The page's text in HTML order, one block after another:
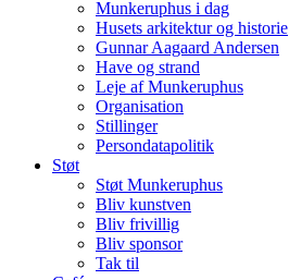
Munkeruphus i dag
Husets arkitektur og historie
Gunnar Aagaard Andersen
Have og strand
Leje af Munkeruphus
Organisation
Stillinger
Persondatapolitik
Støt
Støt Munkeruphus
Bliv kunstven
Bliv frivillig
Bliv sponsor
Tak til